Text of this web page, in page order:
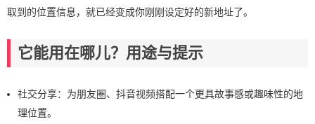
取到的位置信息，就已经变成你刚刚设定好的新地址了。
它能用在哪儿？用途与提示
社交分享：为朋友圈、抖音视频搭配一个更具故事感或趣味性的地
理位置。